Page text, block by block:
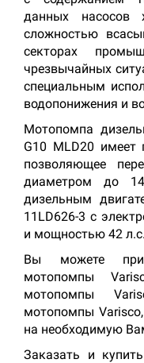
данных насосов
сложностью
секторах
чрезвычайных
специальным
водопонижения и
Мотопомпа
G10 MLD20 имеет
позволяющее
диаметром до
дизельным
11LD626-3 с
и мощностью 42
Вы можете
мотопомпы
мотопомпы
мотопомпы
на необходимую
Заказать и